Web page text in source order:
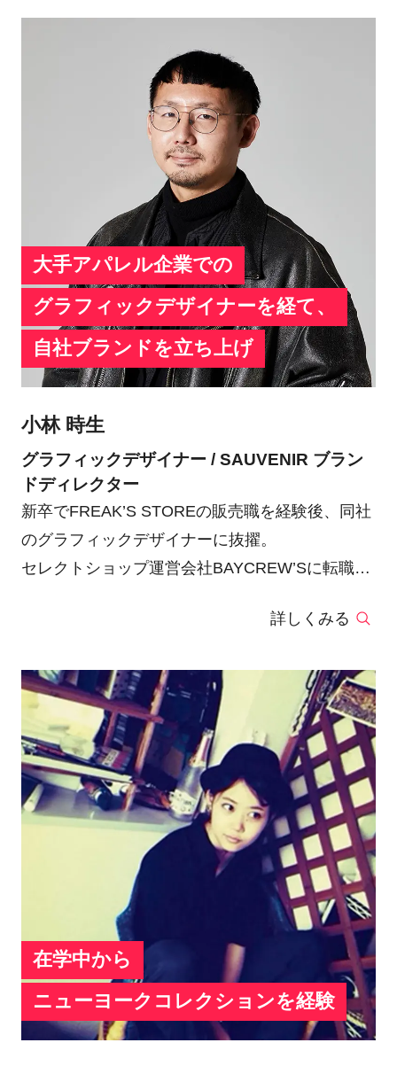
大手アパレル企業での
グラフィックデザイナーを経て、
自社ブランドを立ち上げ
小林 時生
グラフィックデザイナー / SAUVENIR ブラン
ドディレクター
新卒でFREAK’S STOREの販売職を経験後、同社
のグラフィックデザイナーに抜擢。
セレクトショップ運営会社BAYCREW’Sに転職
ながら商品企画のデザインやSNS周りのコンサル
業務も携わりつつ、自社アパレルブランド
【SAUVENIR】を運営している。現在は転職し、
FASHION YOUTUBERの会社でSNSのグラフィ
ックを主に行っている。
詳しくみる
在学中から
ニューヨークコレクションを経験